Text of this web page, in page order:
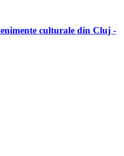
culturale din Cluj -